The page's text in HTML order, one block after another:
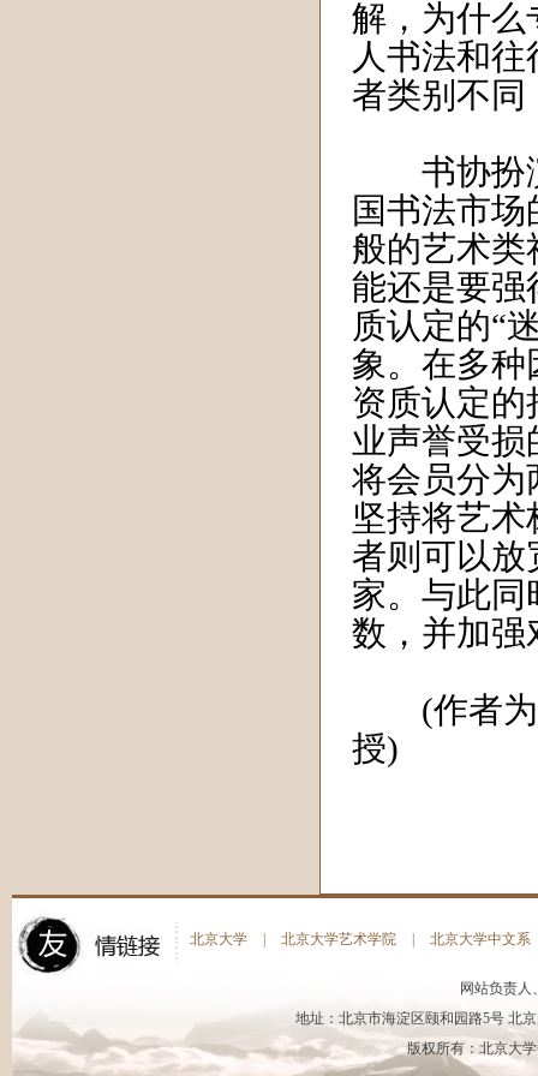
解，为什么
人书法和
者类别不同
书协扮演
国书法市
般的艺术类
能还是要强
质认定的“
象。在多种
资质认定
业声誉受损
将会员分为
坚持将艺
者则可以放
家。与此同
数，并加强
(作者为
授)
北京大学 北京大学艺术学院 北京大学中文系
网站负责
地址：北京市海淀区颐和园路5号 北
版权所有：北京大